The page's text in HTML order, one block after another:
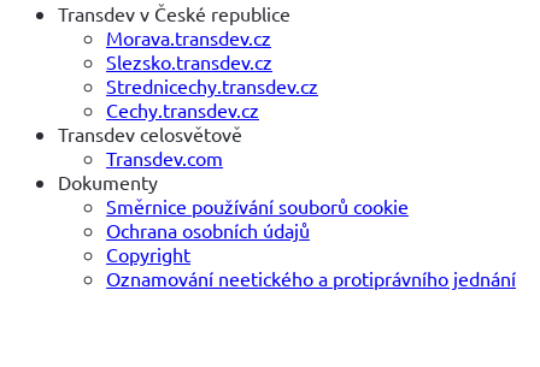
Transdev v České republice
Morava.transdev.cz
Slezsko.transdev.cz
Strednicechy.transdev.cz
Cechy.transdev.cz
Transdev celosvětově
Transdev.com
Dokumenty
Směrnice používání souborů cookie
Ochrana osobních údajů
Copyright
Oznamování neetického a protiprávního jednání